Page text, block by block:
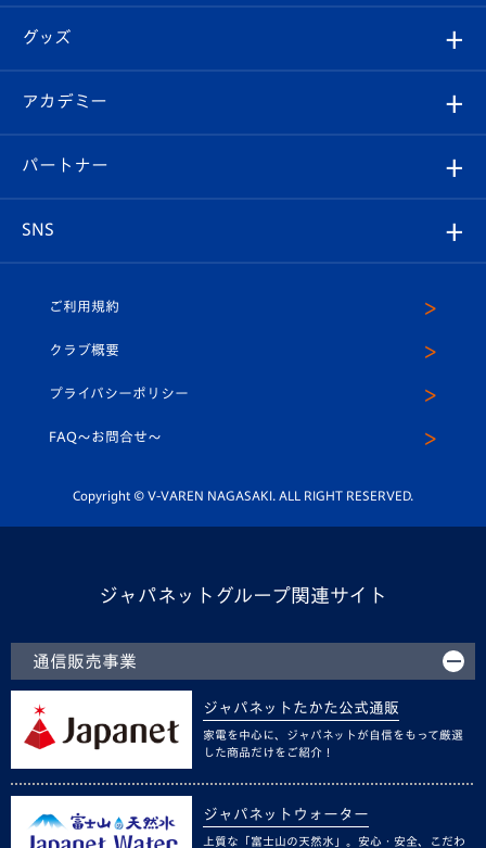
チケット
イベント
メディア
ホームタウン
スタッフプロフィール
マスコット紹介
平和祈念活動
ホームタウン活動
はじめての観戦ガイド
Revive Team
ヴィヴィくんの長崎おもてなしガイド
フォトギャラリー
スタジアムグルメ
チケット
V-LOVERS（ファンクラブ）
プレイヤーズスイート
グッズ
オンラインショップ
店舗情報
アカデミー
育成からのお知らせ
U-18
スクール
パートナー
SNS
ヴィヴィくんインスタグラム
公式LINE＠
ご利用規約
クラブ概要
プライバシーポリシー
FAQ〜お問合せ〜
Copyright © V-VAREN NAGASAKI. ALL RIGHT RESERVED.
ジャパネットグループ関連サイト
通信販売事業
ジャパネットたかた公式通販
家電を中心に、ジャパネットが自信をもって厳選
した商品だけをご紹介！
ジャパネットウォーター
上質な「富士山の天然水」。安心・安全、こだわ